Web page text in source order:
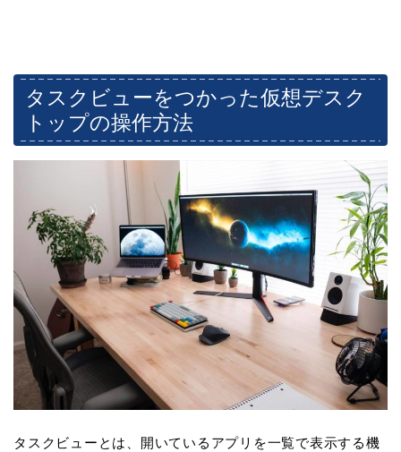
タスクビューをつかった仮想デスク
トップの操作方法
タスクビューとは、開いているアプリを一覧で表示する機